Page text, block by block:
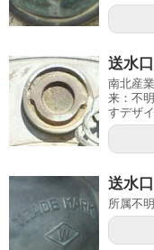
送水
南北産
来：不
すデザ
送水
所属不